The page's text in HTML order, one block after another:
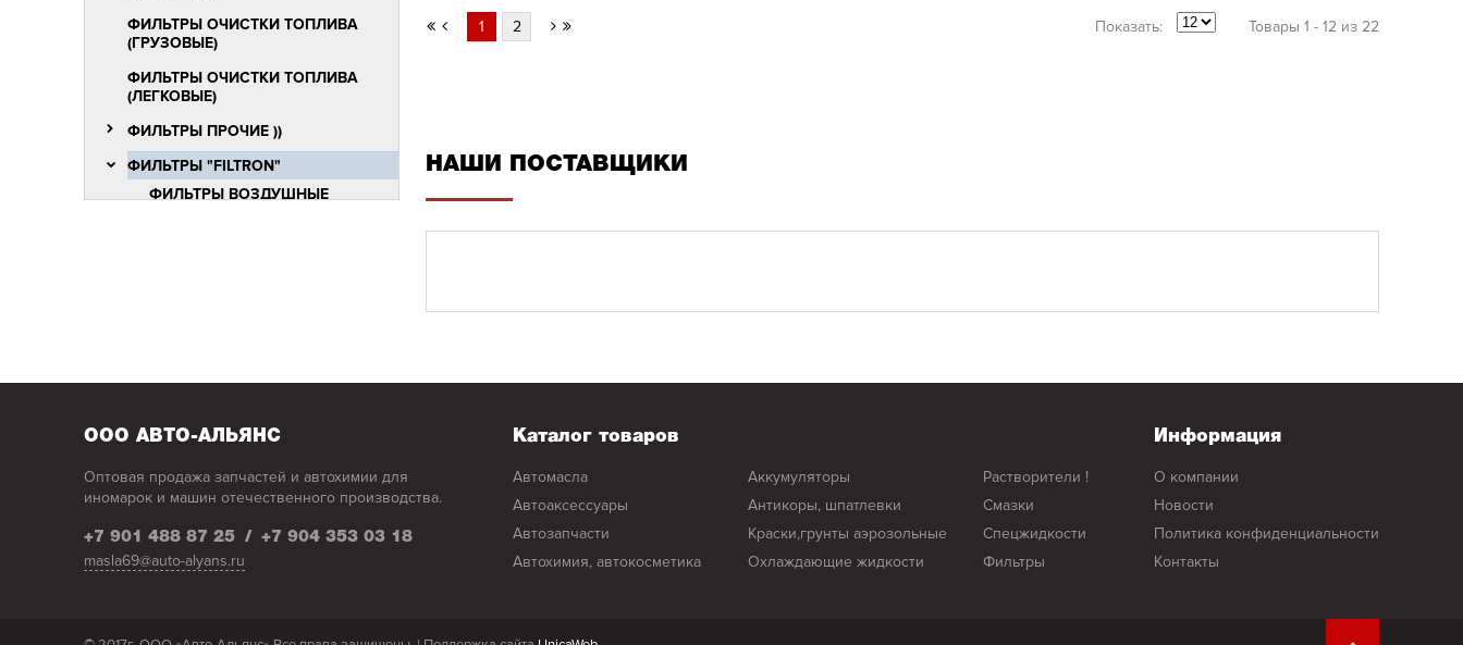
ФИЛЬТРЫ ОЧИСТКИ ТОПЛИВА
(ГРУЗОВЫЕ)
ФИЛЬТРЫ ОЧИСТКИ ТОПЛИВА
(ЛЕГКОВЫЕ)
ФИЛЬТРЫ ПРОЧИЕ ))
ФИЛЬТРЫ "FILTRON"
ФИЛЬТРЫ ВОЗДУШНЫЕ
"FILTRON" В2С
В2С
В2С
ФИЛЬТРЫ ТОПЛИВНЫЕ
1 2 Показать: Товары 1 - 12 из 22
НАШИ ПОСТАВЩИКИ
ООО АВТО-АЛЬЯНС
Оптовая продажа запчастей и автохимии для
иномарок и машин отечественного производства.
+7 901 488 87 25 / +7 904 353 03 18
masla69@auto-alyans.ru
Каталог товаров
автомасла
автоаксессуары
автозапчасти
автохимия, автокосметика
аккумуляторы
антикоры, шпатлевки
краски,грунты аэрозольные
охлаждающие жидкости
растворители !
смазки
спецжидкости
фильтры
Информация
о компании
новости
политика конфиденциальности
контакты